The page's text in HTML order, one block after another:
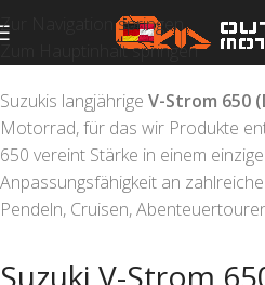
Zur Navigation springen
Zum Hauptinhalt springen
Suzukis langjährige V-Strom 650
Motorrad, für das wir Produkte
650 vereint Stärke in einem
Anpassungsfähigkeit an
Pendeln, Cruisen,
Suzuki V-Strom